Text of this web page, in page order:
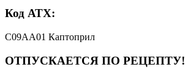
Код АТХ:
C09AA01 Каптоприл
ОТПУСКАЕТСЯ ПО РЕЦЕПТУ!